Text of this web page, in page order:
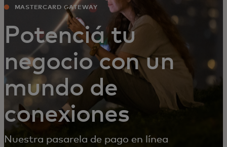
MASTERCARD GATEWAY
Potenciá tu
negocio con un
mundo de
conexiones
Nuestra pasarela de pago en línea